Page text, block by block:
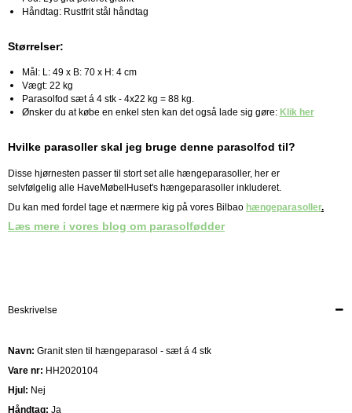
Håndtag: Rustfrit stål håndtag
Størrelser:
Mål: L: 49 x B: 70 x H: 4 cm
Vægt: 22 kg
Parasolfod sæt á 4 stk - 4x22 kg = 88 kg.
Ønsker du at købe en enkel sten kan det også lade sig gøre: Klik her
Hvilke parasoller skal jeg bruge denne parasolfod til?
Disse hjørnesten passer til stort set alle hængeparasoller, her er
selvfølgelig alle HaveMøbelHuset's hængeparasoller inkluderet.
Du kan med fordel tage et nærmere kig på vores Bilbao hængeparasoller.
Læs mere i vores blog om parasolfødder
Beskrivelse
Navn: Granit sten til hængeparasol - sæt á 4 stk
Vare nr: HH2020104
Hjul: Nej
Håndtag: Ja